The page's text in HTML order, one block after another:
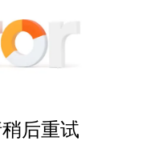
后重试